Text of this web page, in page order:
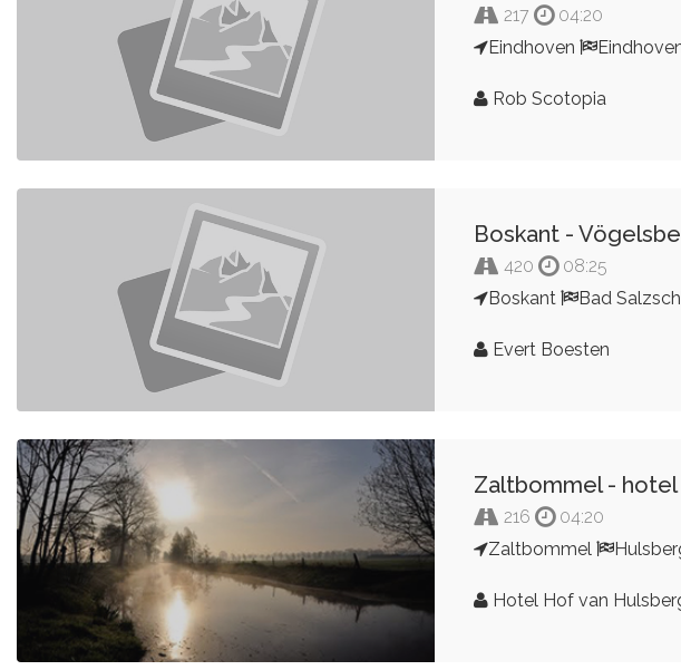
217
04:20
Eindhoven
Rob Scotopia
Boskant -
420
08:25
Boskant
Bad
Evert Boesten
Zaltbommel -
216
04:20
Zaltbommel
Hotel Hof van